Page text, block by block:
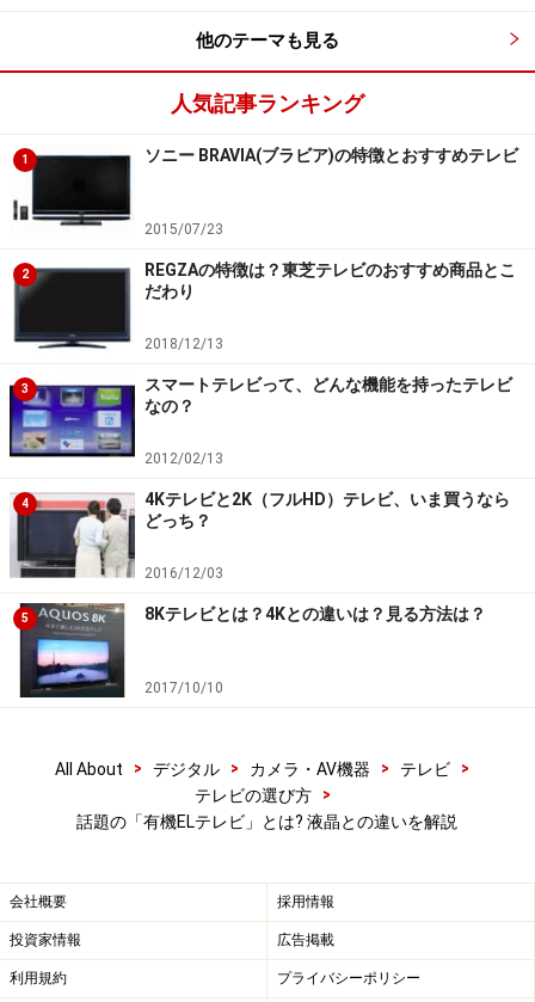
液晶と有機ELの見え方違い（イメージ）
黒であるべき部分は薄明るく、コントラストが低下。暗
い海の奥行き感も掴みづらく、中州の有無も見分けづら
い。
【有機ELのイメージ解説】
真っ黒に近い表現が可能で、橋を照らす照明や、ビルの
窓灯りの煌めきが引き立つ。暗い海面の様子や中州の存
在も手に取るように分かり、映像全体としても立体感が
高い。
なぜ今、「有機ELテレビ」なのか？
有機EL自体は高画質で超薄型化に向いた技術として知ら
れ、新しいものではありません。世界初の有機ELテレビ
画面の有機ELパネルは、ゲーム機、スマートフォンなど
で採用されるケースがあり、既に手にしている読者もい
では、なぜ今「有機ELテレビ」なのでしょうか？ それ
は、50インチを超える画面サイズ、4K解像度、明るさ、
寿命、コストなど、家庭用のテレビとして必要とされる
他のテーマも見る
人気記事ランキング
1 ソニー BRAVIA(ブラビア)の特徴とおすすめテレビ
2015/07/23
2
REGZAの特徴は？東芝テレビのおすすめ商品とこ
だわり
2018/12/13
3
スマートテレビって、どんな機能を持ったテレビ
なの？
2012/02/13
4
4Kテレビと2K（フルHD）テレビ、いま買うなら
どっち？
2016/12/03
5 8Kテレビとは？4Kとの違いは？見る方法は？
2017/10/10
All About > デジタル > カメラ・AV機器 > テレビ
>
テレビの選び方
>
話題の「有機ELテレビ」とは? 液晶との違いを解説
会社概要 採用情報
投資家情報 広告掲載
利用規約 プライバシーポリシー